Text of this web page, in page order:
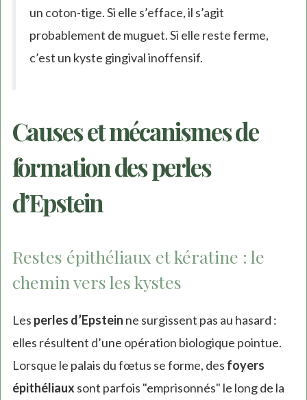
un coton-tige. Si elle s’efface, il s’agit
probablement de muguet. Si elle reste ferme,
c’est un kyste gingival inoffensif.
Causes et mécanismes de
formation des perles
d’Epstein
Restes épithéliaux et kératine : le
chemin vers les kystes
Les perles d’Epstein ne surgissent pas au hasard :
elles résultent d’une opération biologique pointue.
Lorsque le palais du fœtus se forme, des foyers
épithéliaux sont parfois "emprisonnés" le long de la